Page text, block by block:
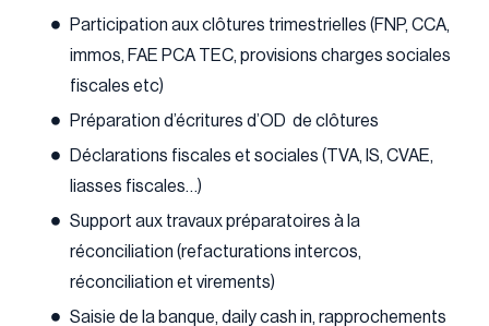
Participation aux clôtures trimestrielles (FNP, CCA,
immos, FAE PCA TEC, provisions charges sociales
fiscales etc)
Préparation d’écritures d’OD de clôtures
Déclarations fiscales et sociales (TVA, IS, CVAE,
liasses fiscales…)
Support aux travaux préparatoires à la
réconciliation (refacturations intercos,
réconciliation et virements)
Saisie de la banque, daily cash in, rapprochements